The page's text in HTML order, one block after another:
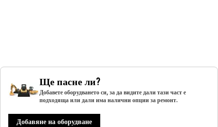
Ще пасне ли?
Добавете оборудването си, за да видите дали тази част е
подходяща или дали има налични опции за ремонт.
Добавяне на оборудване